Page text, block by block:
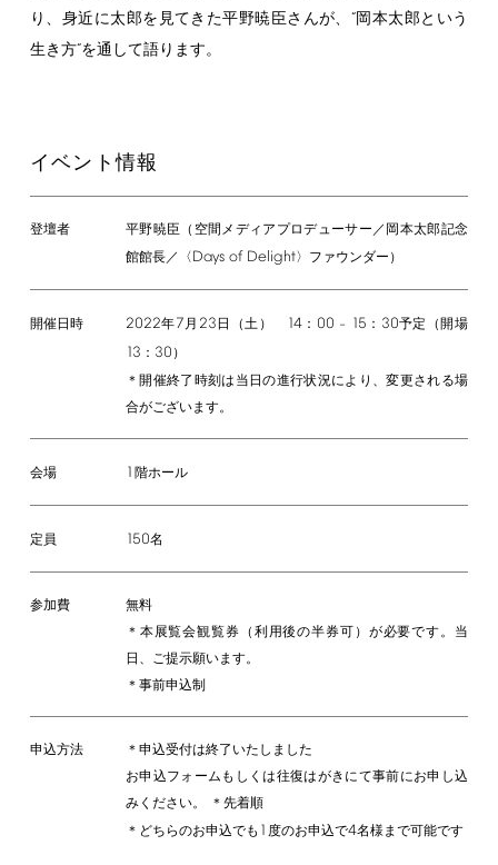
り、身近に太郎を見てきた平野暁臣さんが、“岡本太郎という
生き方“を通して語ります。
イベント情報
登壇者
平野暁臣（空間メディアプロデューサー／岡本太郎記念
館館長／〈Days of Delight〉ファウンダー）
開催日時 2022年7月 23 日（土） 14： 00 – 15 ： 30予定（開場
13 ： 30 ）
＊開催終了時刻は当日の進行状況により、変更される場
合がございます。
会場 1 階ホール
定員 150名
参加費
無料
＊本展覧会観覧券（利用後の半券可）が必要です。当
日、ご提示願います。
＊事前申込制
申込方法
＊申込受付は終了いたしました
お申込フォームもしくは往復はがきにて事前にお申し込
みください。 ＊先着順
＊どちらのお申込でも 1 度のお申込で4名様まで可能です